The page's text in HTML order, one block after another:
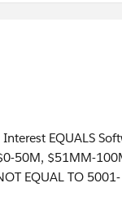
EQUALS
EQUAL TO 5001‐